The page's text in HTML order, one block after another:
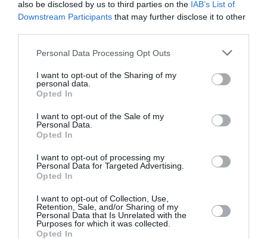
also be disclosed by us to third parties on the IAB’s List of
Downstream Participants that may further disclose it to other
Personal Data Processing Opt Outs
I want to opt-out of the Sharing of my
personal data.
Opted In
I want to opt-out of the Sale of my
Personal Data.
Opted In
I want to opt-out of processing my
Personal Data for Targeted Advertising.
Opted In
I want to opt-out of Collection, Use,
Retention, Sale, and/or Sharing of my
Personal Data that Is Unrelated with the
Purposes for which it was collected.
Opted In
Ben Voyonsa commenté :
30 juillet 2025 - 12 h 49
min
La fameuse livrée pyjama ou barreaux de prison…
RÉPONDRE
FAIRE UN DON
Soutenez Air Journal participez
à son
développement !